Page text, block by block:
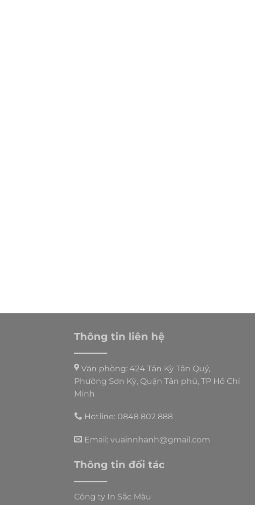
Thông tin liên hệ
Văn phòng: 424 Tân Kỳ Tân Quý,
Phường Sơn Kỳ, Quận Tân phú, TP Hồ Chí
Minh
Hotline: 0848 802 888
Email: vuainnhanh@gmail.com
Thông tin đối tác
Công ty In Sắc Màu